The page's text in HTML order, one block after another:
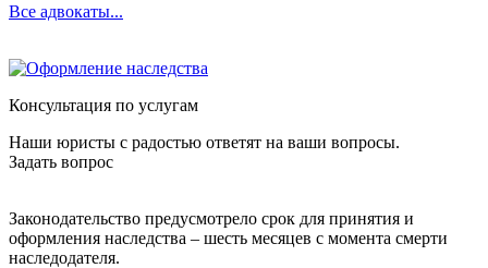
Все адвокаты...
Консультация по услугам
Наши юристы с радостью ответят на ваши вопросы.
Задать вопрос
Законодательство предусмотрело срок для принятия и
оформления наследства – шесть месяцев с момента смерти
наследодателя.